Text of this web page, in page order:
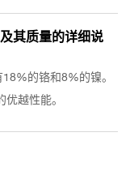
其质量的详细说
的铬和8%的镍。
越性能。